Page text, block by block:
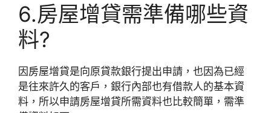
6.房屋增貸需準備哪些資
料?
因房屋增貸是向原貸款銀行提出申請，也因為已經
是往來許久的客戶，銀行內部也有借款人的基本資
料，所以申請房屋增貸所需資料也比較簡單，需準